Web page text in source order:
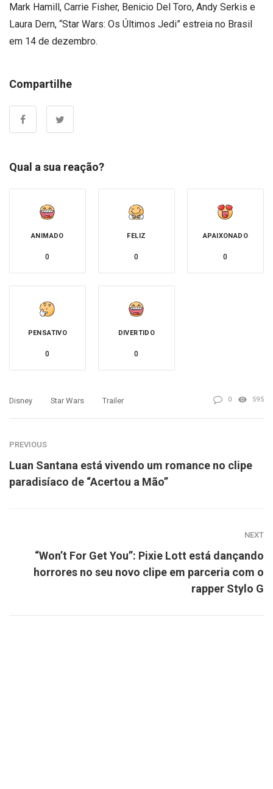
Mark Hamill, Carrie Fisher, Benicio Del Toro, Andy Serkis e
Laura Dern, “Star Wars: Os Últimos Jedi” estreia no Brasil
em 14 de dezembro.
Compartilhe
Qual a sua reação?
ANIMADO
0
FELIZ
0
APAIXONADO
0
PENSATIVO
0
DIVERTIDO
0
Disney Star Wars Trailer 0 595
PREVIOUS
Luan Santana está vivendo um romance no clipe
paradisíaco de “Acertou a Mão”
NEXT
“Won’t For Get You”: Pixie Lott está dançando
horrores no seu novo clipe em parceria com o
rapper Stylo G